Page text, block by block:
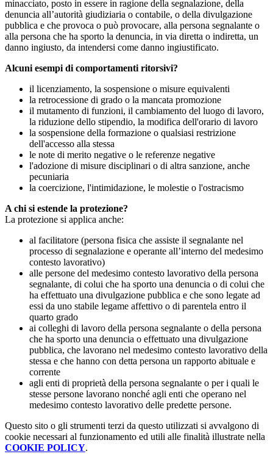
minacciato, posto in essere in ragione della segnalazione, della
denuncia all’autorità giudiziaria o contabile, o della divulgazione
pubblica e che provoca o può provocare, alla persona segnalante o
alla persona che ha sporto la denuncia, in via diretta o indiretta, un
danno ingiusto, da intendersi come danno ingiustificato.
Alcuni esempi di comportamenti ritorsivi?
il licenziamento, la sospensione o misure equivalenti
la retrocessione di grado o la mancata promozione
il mutamento di funzioni, il cambiamento del luogo di lavoro,
la riduzione dello stipendio, la modifica dell'orario di lavoro
la sospensione della formazione o qualsiasi restrizione
dell'accesso alla stessa
le note di merito negative o le referenze negative
l'adozione di misure disciplinari o di altra sanzione, anche
pecuniaria
la coercizione, l'intimidazione, le molestie o l'ostracismo
A chi si estende la protezione?
La protezione si applica anche:
al facilitatore (persona fisica che assiste il segnalante nel
processo di segnalazione e operante all’interno del medesimo
contesto lavorativo)
alle persone del medesimo contesto lavorativo della persona
segnalante, di colui che ha sporto una denuncia o di colui che
ha effettuato una divulgazione pubblica e che sono legate ad
essi da uno stabile legame affettivo o di parentela entro il
quarto grado
ai colleghi di lavoro della persona segnalante o della persona
che ha sporto una denuncia o effettuato una divulgazione
pubblica, che lavorano nel medesimo contesto lavorativo della
stessa e che hanno con detta persona un rapporto abituale e
corrente
agli enti di proprietà della persona segnalante o per i quali le
stesse persone lavorano nonché agli enti che operano nel
medesimo contesto lavorativo delle predette persone.
Questo sito o gli strumenti terzi da questo utilizzati si avvalgono di
cookie necessari al funzionamento ed utili alle finalità illustrate nella
COOKIE POLICY.